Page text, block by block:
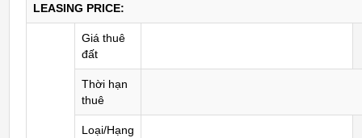
LEASING PRICE:
Giá thuê
đất
Thời hạn
thuê
Loại/Hạng